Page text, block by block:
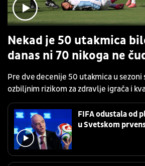
Nekad je 50 utakmica
danas ni 70 nikoga ne
Pre dve decenije 50 utakmica u sezoni
ozbiljnim rizikom za zdravlje igrača i
FIFA odustala od
u Svetskom